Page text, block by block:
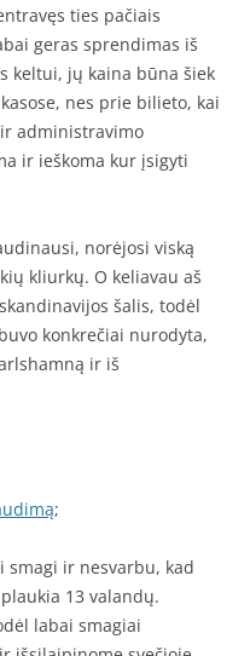
ties pačiais
geras sprendimas iš
keltui, jų kaina būna šiek
nes prie bilieto, kai
administravimo
ir ieškoma kur įsigyti
norėjosi viską
kliurkų. O keliavau aš
šalis, todėl
konkrečiai nurodyta,
ir iš
;
smagi ir nesvarbu, kad
13 valandų.
labai smagiai